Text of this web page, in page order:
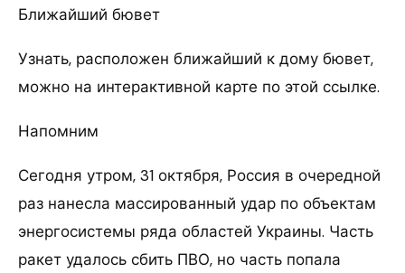
Ближайший бювет
Узнать, расположен ближайший к дому бювет,
можно на интерактивной карте по этой ссылке.
Напомним
Сегодня утром, 31 октября, Россия в очередной
раз нанесла массированный удар по объектам
энергосистемы ряда областей Украины. Часть
ракет удалось сбить ПВО, но часть попала